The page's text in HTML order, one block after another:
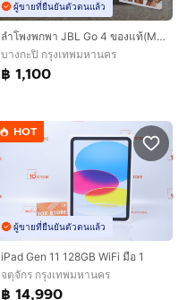
ผู้ขายที่ยืนยันตัวตนแล้ว
ลำโพงพกพา JBL Go 4 ของแท้(Mahajak) สีดำ
บางกะปิ กรุงเทพมหานคร
฿ 1,100
HOT
ผู้ขายที่ยืนยันตัวตนแล้ว
iPad Gen 11 128GB WiFi มือ 1
จตุจักร กรุงเทพมหานคร
฿ 14,990